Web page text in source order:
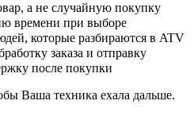
а не случайную покупку
времени при выборе
которые разбираются в ATV
заказа и отправку
после покупки
Ваша техника ехала дальше.